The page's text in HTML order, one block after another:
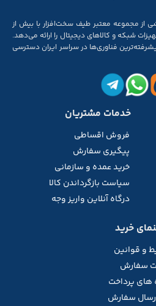
از مجموعه‌ معتبر طیف سخت‌افزار با بیش از
شبکه و کالاهای دیجیتال را ارائه می‌دهد.
فناوری‌ها در سراسر ایران دسترسی
خدمات مشتریان
فروش اقساطی
پیگیری سفارش
خرید عمده و سازمانی
سیاست بازگرداندن کالا
درگاه آنلاین واریز وجه
خرید
و قوانین
سفارش
پرداخت
سفارش